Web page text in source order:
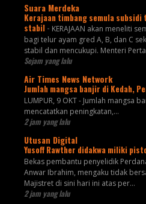
Suara Merdeka
Kerajaan timbang semula subsidi
stabil - KERAJAAN akan meneliti
bagi telur ayam gred A, B, dan C
stabil dan mencukupi. Menteri
Sejam yang lalu
Air Times News Network
Jumlah mangsa banjir di Kedah,
LUMPUR, 9 OKT - Jumlah mangsa
mencatatkan peningkatan,…
2 jam yang lalu
Utusan Digital
Yusoff Rawther didakwa miliki
Bekas pembantu penyelidik
Anwar Ibrahim, mengaku tidak
Majistret di sini hari ini atas per...
2 jam yang lalu